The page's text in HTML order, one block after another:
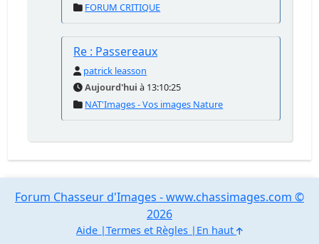
FORUM CRITIQUE
Re : Passereaux
patrick leasson
Aujourd'hui à 13:10:25
NAT'Images - Vos images Nature
Forum Chasseur d'Images - www.chassimages.com ©
2026
Aide Termes et Règles En haut